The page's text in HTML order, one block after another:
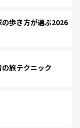
歩き方が選ぶ2026
旅テクニック